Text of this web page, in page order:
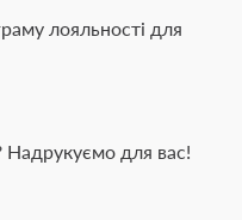
лояльності для
Надрукуємо для вас!